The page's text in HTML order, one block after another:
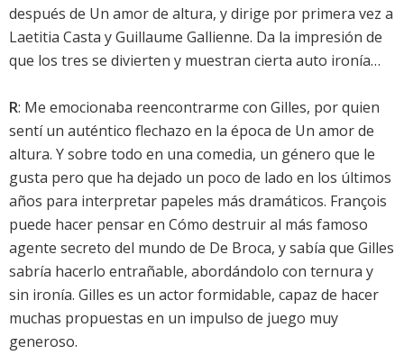
después de Un amor de altura, y dirige por primera vez a
Laetitia Casta y Guillaume Gallienne. Da la impresión de
que los tres se divierten y muestran cierta auto ironía…
R: Me emocionaba reencontrarme con Gilles, por quien
sentí un auténtico flechazo en la época de Un amor de
altura. Y sobre todo en una comedia, un género que le
gusta pero que ha dejado un poco de lado en los últimos
años para interpretar papeles más dramáticos. François
puede hacer pensar en Cómo destruir al más famoso
agente secreto del mundo de De Broca, y sabía que Gilles
sabría hacerlo entrañable, abordándolo con ternura y
sin ironía. Gilles es un actor formidable, capaz de hacer
muchas propuestas en un impulso de juego muy
generoso.